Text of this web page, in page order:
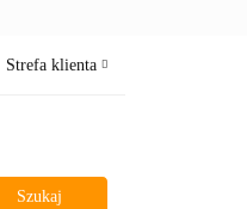
Strefa klienta
Dodaj zgłoszenie